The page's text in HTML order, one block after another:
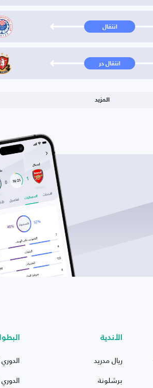
انتقال
انتقال حر
المزيد
الأندية
ريال مدريد
برشلونة